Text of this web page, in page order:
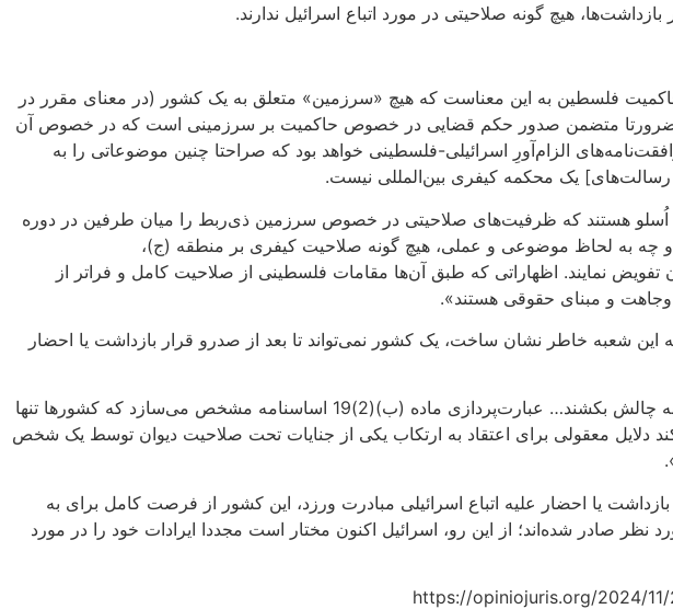
هیچ گونه صلاحیتی در مورد اتباع اسرائیل ندارند.
فلسطین به این معناست که هیچ «سرزمین» متعلق به یک کشور (در معنای مقرر در
دیگر، ضرورتا متضمن صدور حکم قضایی در خصوص حاکمیت بر سرزمینی است که در خصوص آن
الزام‌آورِ اسرائیلی-فلسطینی خواهد بود که صراحتا چنین موضوعاتی را به
رسالت‌های] یک محکمه کیفری بین‌المللی نیست.
اُسلو هستند که ظرفیت‌های صلاحیتی در خصوص سرزمین ذی‌ربط را میان طرفین در دوره
چه به لحاظ موضوعی و عملی، هیچ گونه صلاحیت کیفری بر منطقه (ج)،
تفویض نمایند. اظهاراتی که طبق آن‌ها مقامات فلسطینی از صلاحیت کامل و فراتر از
وجاهت و مبنای حقوقی هستند».
این شعبه خاطر نشان ساخت، یک کشور نمی‌تواند تا بعد از صدرو قرار بازداشت یا احضار
«کشورها طبق اساسنامه حق ندارند پیش از صدور قرار بازداشت یا احضار، صلاحیت دیوان را بر مبنای ماده 19 به چالش بکشند… عبارت‌پردازی ماده (ب)(2)19 اساسنامه مشخص می‌سازد که کشورها تنها
دلایل معقولی برای اعتقاد به ارتکاب یکی از جنایات تحت صلاحیت دیوان توسط یک شخص
و زمانی که شعبه به صدور حکم بازداشت یا احضار علیه اتباع اسرائیلی مبادرت ورزد، این کشور از فرصت کامل برای به
صادر شده‌اند؛ از این رو، اسرائیل اکنون مختار است مجددا ایرادات خود را در مورد